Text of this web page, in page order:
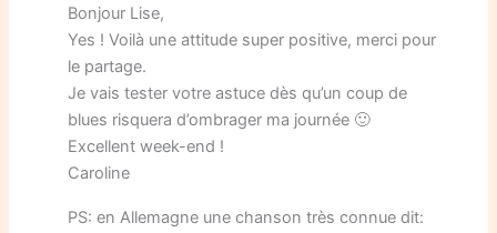
Bonjour Lise,
Yes ! Voilà une attitude super positive, merci pour
le partage.
Je vais tester votre astuce dès qu’un coup de
blues risquera d’ombrager ma journée 🙂
Excellent week-end !
Caroline
PS: en Allemagne une chanson très connue dit: